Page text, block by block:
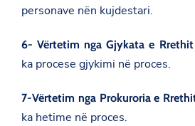
personave nën kujdestari.
6- Vërtetim nga Gjykata e
ka procese gjykimi në proces.
7-Vërtetim nga Prokuroria e
ka hetime në proces.